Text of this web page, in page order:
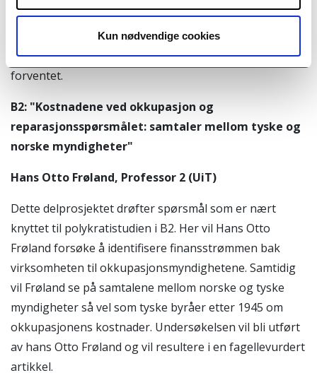
Kun nødvendige cookies
preparations", av tyske tiltak og militære disposisjoner
i Nord-Norge 1944-1945 etter tvangsevakueringen og
forut for de sovjetiske offensive operasjonene som ble
forventet.
B2: "Kostnadene ved okkupasjon og
reparasjonsspørsmålet: samtaler mellom tyske og
norske myndigheter"
Hans Otto Frøland, Professor 2 (UiT)
Dette delprosjektet drøfter spørsmål som er nært
knyttet til polykratistudien i B2. Her vil Hans Otto
Frøland forsøke å identifisere finansstrømmen bak
virksomheten til okkupasjonsmyndighetene. Samtidig
vil Frøland se på samtalene mellom norske og tyske
myndigheter så vel som tyske byråer etter 1945 om
okkupasjonens kostnader. Undersøkelsen vil bli utført
av hans Otto Frøland og vil resultere i en fagellevurdert
artikkel.